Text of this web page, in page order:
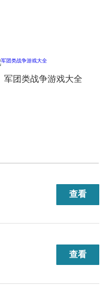
军团类战争游戏大全
查看
查看